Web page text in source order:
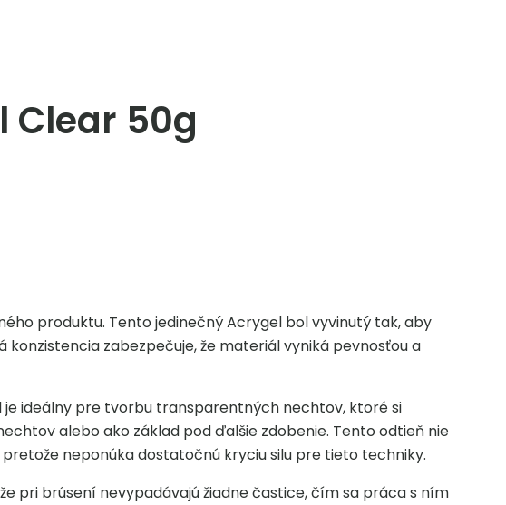
Clear 50g
produktu. Tento jedinečný Acrygel bol vyvinutý tak, aby
zabezpečuje, že materiál vyniká pevnosťou a
ideálny pre tvorbu transparentných nechtov, ktoré si
alebo ako základ pod ďalšie zdobenie. Tento odtieň nie
neponúka dostatočnú kryciu silu pre tieto techniky.
pri brúsení nevypadávajú žiadne častice, čím sa práca s ním